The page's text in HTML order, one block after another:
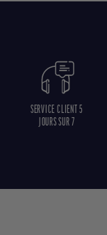
SERVICE CLIENT 5
JOURS SUR 7